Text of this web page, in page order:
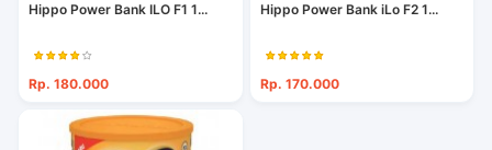
Hippo Power Bank ILO F1 1...
Rp. 180.000
Hippo Power Bank iLo F2 1...
Rp. 170.000